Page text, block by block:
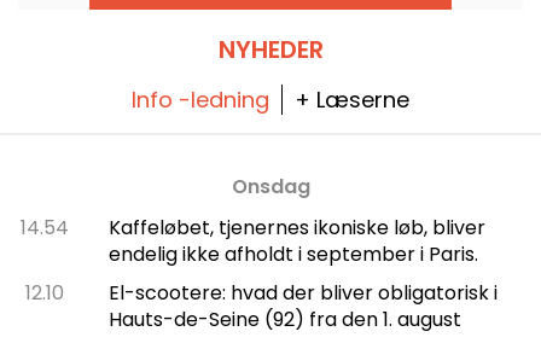
NYHEDER
Info -ledning + Læserne
Onsdag
14.54
Kaffeløbet, tjenernes ikoniske løb, bliver
endelig ikke afholdt i september i Paris.
12.10
El-scootere: hvad der bliver obligatorisk i
Hauts-de-Seine (92) fra den 1. august